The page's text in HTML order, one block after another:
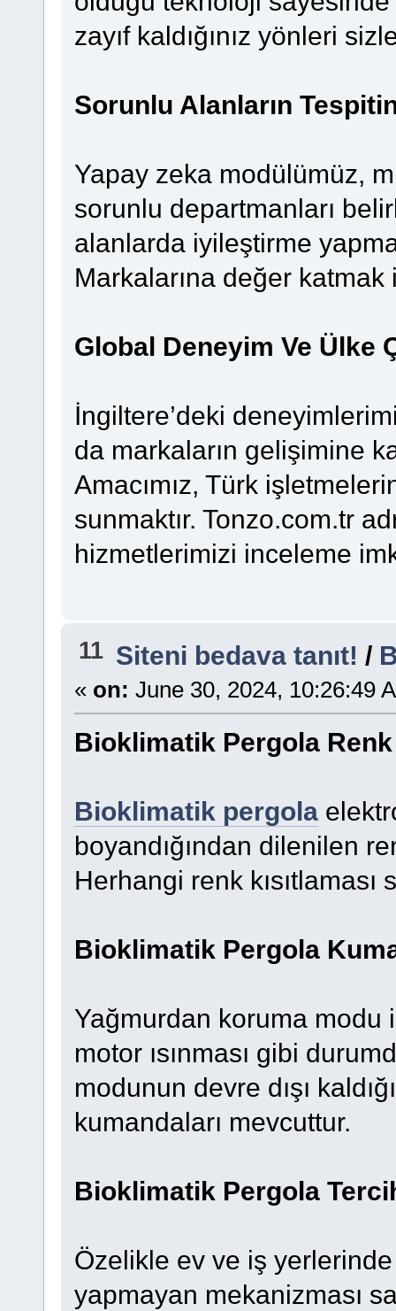
zayıf kaldığınız yönleri
Sorunlu Alanların
Yapay zeka modülümüz,
sorunlu departmanları
alanlarda iyileştirme
Markalarına değer
Global Deneyim Ve Ülke
İngiltere’deki
da markaların gelişimine
Amacımız, Türk
sunmaktır. Tonzo.com.tr
hizmetlerimizi inceleme
11 Siteni bedava tanıt! /
« on: June 30, 2024, 10:26:49
Bioklimatik Pergola
Bioklimatik pergola
boyandığından dilenilen
Herhangi renk
Bioklimatik Pergola
Yağmurdan koruma modu
motor ısınması gibi
modunun devre dışı
kumandaları mevcuttur.
Bioklimatik Pergola
Özelikle ev ve iş yerlerinde
yapmayan mekanizması